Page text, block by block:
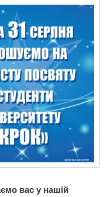
вас у нашій